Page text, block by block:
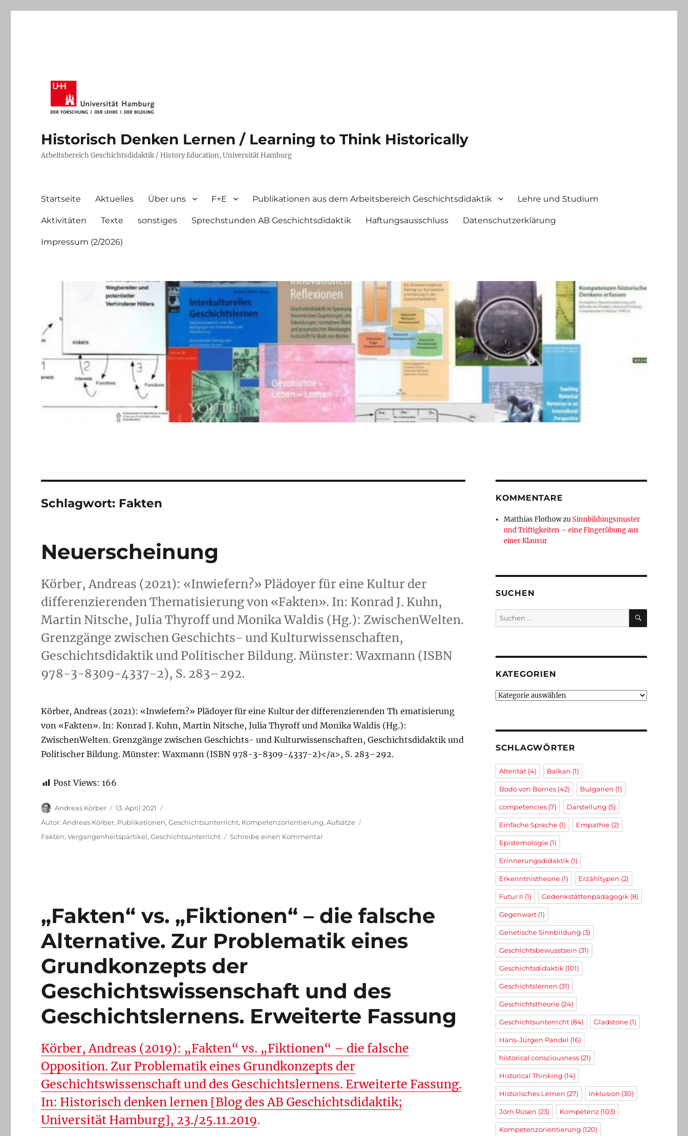
Historisch Denken Lernen / Learning to Think Historically
Arbeitsbereich Geschichtsdidaktik / History Education, Universität Hamburg
Startseite Aktuelles Über uns F+E Publikationen aus dem Arbeitsbereich Geschichtsdidaktik Lehre und Studium
Aktivitäten Texte sonstiges Sprechstunden AB Geschichtsdidaktik Haftungsausschluss Datenschutzerklärung
Impressum (2/2026)
Schlagwort: Fakten
Neuerscheinung
Körber, Andreas (2021): «Inwiefern?» Plädoyer für eine Kultur der
differenzierenden Thematisierung von «Fakten». In: Konrad J. Kuhn,
Martin Nitsche, Julia Thyroff und Monika Waldis (Hg.): ZwischenWelten.
Grenzgänge zwischen Geschichts- und Kulturwissenschaften,
Geschichtsdidaktik und Politischer Bildung. Münster: Waxmann (ISBN
978-3-8309-4337-2), S. 283–292.
Körber, Andreas (2021): «Inwiefern?» Plädoyer für eine Kultur der differenzierenden Th ematisierung
von «Fakten». In: Konrad J. Kuhn, Martin Nitsche, Julia Thyroff und Monika Waldis (Hg.):
ZwischenWelten. Grenzgänge zwischen Geschichts- und Kulturwissenschaften, Geschichtsdidaktik und
Politischer Bildung. Münster: Waxmann (ISBN 978-3-8309-4337-2)</a>, S. 283–292.
Post Views: 166
Autor
Andreas Körber
Veröffentlicht
13. April 2021
Kategorien
Autor: Andreas Körber, Publikationen,Geschichtsunterricht, Kompetenzorientierung,Aufsätze
Schlagwörter
Fakten,Vergangenheitspartikel,Geschichtsunterricht Schreibe einen Kommentarzu
„Fakten“ vs. „Fiktionen“ – die falsche
Alternative. Zur Problematik eines
Grundkonzepts der
Geschichtswissenschaft und des
Geschichtslernens. Erweiterte Fassung
Körber, Andreas (2019): „Fakten“ vs. „Fiktionen“ – die falsche
Opposition. Zur Problematik eines Grundkonzepts der
Geschichtswissenschaft und des Geschichtslernens. Erweiterte Fassung.
In: Historisch denken lernen [Blog des AB Geschichtsdidaktik;
Universität Hamburg], 23./25.11.2019.
KOMMENTARE
Matthias FlothowzuSinnbildungsmuster
und Triftigkeiten – eine Fingerübung aus
einer Klausur
SUCHEN
Suchen
nach:
SUCHEN
KATEGORIEN
Kategorien
SCHLAGWÖRTER
Alterität(4) Balkan (1)
Bodo von Borries(42) Bulgarien (1)
competencies(7) Darstellung (5)
Einfache Sprache(1) Empathie(2)
Epistemologie(1)
Erinnerungsdidaktik (1)
Erkenntnistheorie(1) Erzähltypen (2)
Futur II (1) Gedenkstättenpädagogik (8)
Gegenwart(1)
Genetische Sinnbildung (3)
Geschichtsbewusstsein (31)
Geschichtsdidaktik (101)
Geschichtslernen (31)
Geschichtstheorie(24)
Geschichtsunterricht(84) Gladstone(1)
Hans-Jürgen Pandel (16)
historical consciousness(21)
Historical Thinking (14)
Historisches Lernen (27) Inklusion (30)
Jörn Rüsen (23) Kompetenz (103)
Kompetenzorientierung (120)